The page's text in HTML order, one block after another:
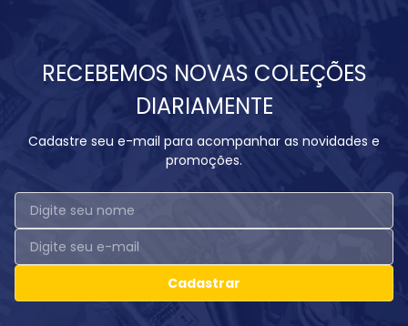
RECEBEMOS NOVAS COLEÇÕES
DIARIAMENTE
Cadastre seu e-mail para acompanhar as novidades e
promoções.
Cadastrar